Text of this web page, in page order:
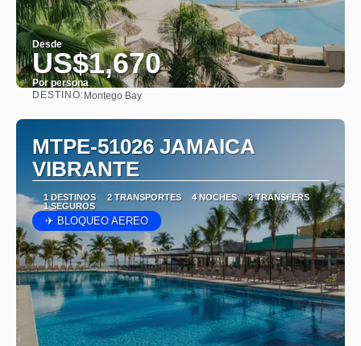
Desde
US$1,670
Por persona
DESTINO:Montego Bay
MTPE-51026 JAMAICA
VIBRANTE
1 DESTINOS 2 TRANSPORTES 4 NOCHES
2 TRANSFERS
1 SEGUROS
✈ BLOQUEO AEREO